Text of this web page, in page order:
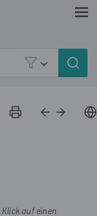
Klick auf einen